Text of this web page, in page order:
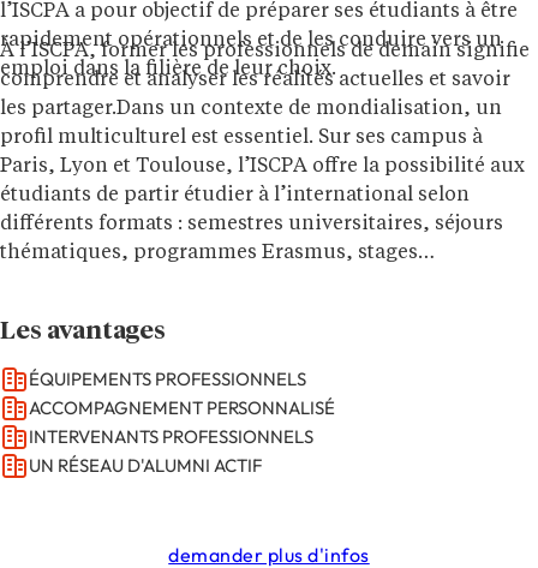
l’ISCPA a pour objectif de préparer ses étudiants à être
rapidement opérationnels et de les conduire vers un
emploi dans la filière de leur choix.
À l’ISCPA, former les professionnels de demain signifie
comprendre et analyser les réalités actuelles et savoir
les partager.Dans un contexte de mondialisation, un
profil multiculturel est essentiel. Sur ses campus à
Paris, Lyon et Toulouse, l’ISCPA offre la possibilité aux
étudiants de partir étudier à l’international selon
différents formats : semestres universitaires, séjours
thématiques, programmes Erasmus, stages…
Les avantages
ÉQUIPEMENTS PROFESSIONNELS
ACCOMPAGNEMENT PERSONNALISÉ
INTERVENANTS PROFESSIONNELS
UN RÉSEAU D'ALUMNI ACTIF
demander plus d'infos